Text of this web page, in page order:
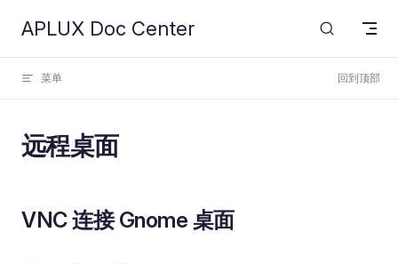
Skip to content
APLUX Doc Center
菜单 回到顶部
远程桌面
VNC 连接 Gnome 桌面